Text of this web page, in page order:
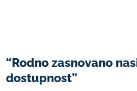
“Rodno zasnovano
dostupnost”